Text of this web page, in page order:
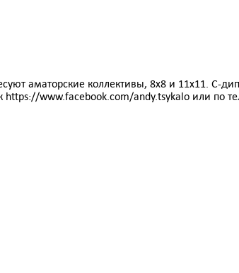
аматорские коллективы, 8х8 и 11х11. С-
www.facebook.com/andy.tsykalo или по